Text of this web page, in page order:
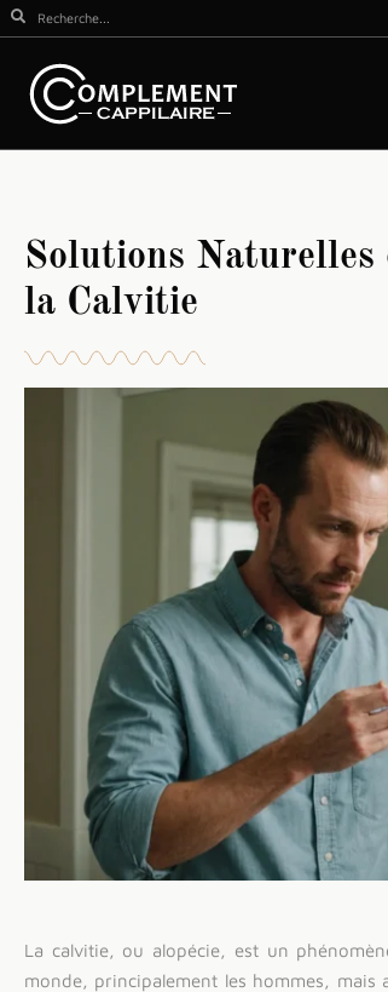
Solutions Naturelles
la Calvitie
La calvitie, ou alopécie, est un
monde, principalement les hommes,